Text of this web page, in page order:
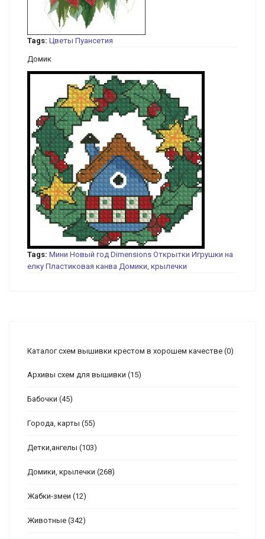
Tags: Цветы Пуансетия
Домик
Tags: Мини Новый год Dimensions Открытки Игрушки на
елку Пластиковая канва Домики, крылечки
Каталог схем вышивки крестом в хорошем качестве (0)
Архивы схем для вышивки (15)
Бабочки (45)
Города, карты (55)
Детки,ангелы (103)
Домики, крылечки (268)
Жабки-змеи (12)
Животные (342)